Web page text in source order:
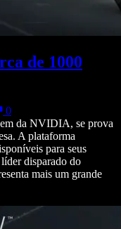
de 1000
0
da NVIDIA, se prova
A plataforma
para seus
disparado do
mais um grande